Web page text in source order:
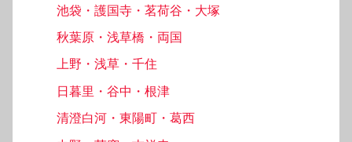
池袋・護国寺・茗荷谷・大塚
秋葉原・浅草橋・両国
上野・浅草・千住
日暮里・谷中・根津
清澄白河・東陽町・葛西